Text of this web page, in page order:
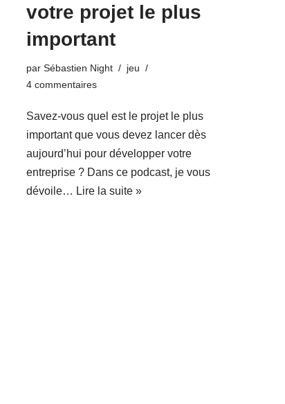
votre projet le plus
important
par Sébastien Night
jeu
4 commentaires
Savez-vous quel est le projet le plus
important que vous devez lancer dès
aujourd’hui pour développer votre
entreprise ? Dans ce podcast, je vous
dévoile… Lire la suite »